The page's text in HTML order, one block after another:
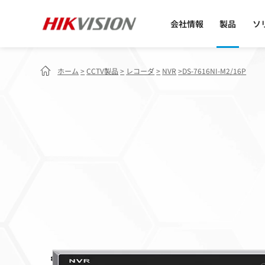
会社情報 製品 ソ
ホーム >CCTV製品 > レコーダ> NVR >DS-7616NI-M2/16P